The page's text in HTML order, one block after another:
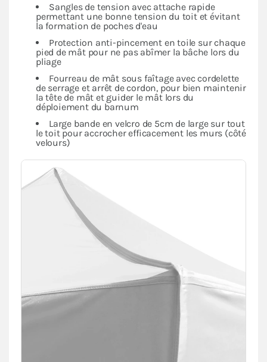
Sangles de tension avec attache rapide
permettant une bonne tension du toit et évitant
la formation de poches d'eau
Protection anti-pincement en toile sur chaque
pied de mât pour ne pas abîmer la bâche lors du
pliage
Fourreau de mât sous faîtage avec cordelette
de serrage et arrêt de cordon, pour bien maintenir
la tête de mât et guider le mât lors du
déploiement du barnum
Large bande en velcro de 5cm de large sur tout
le toit pour accrocher efficacement les murs (côté
velours)